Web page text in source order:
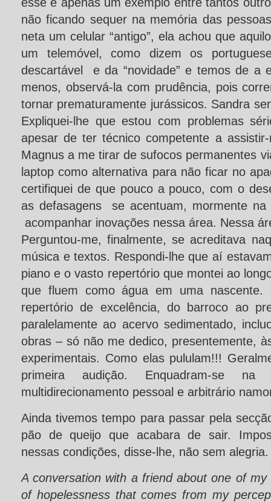
não ficando sequer na memória das
neta um celular “antigo”, ela achou que
um telemóvel, como dizem os
descartável e da “novidade” e temos de a
menos, observá-la com prudência, pois
tornar prematuramente jurássicos. Sandra
Expliquei-lhe que estou com problemas
apesar de ter técnico competente a
Magnus a me tirar de sufocos permanentes
laptop como alternativa para não ficar no
certifiquei de que pouco a pouco, com o
as defasagens se acentuam, mormente
acompanhar inovações nessa área. Nessa
Perguntou-me, finalmente, se acreditava
música e textos. Respondi-lhe que aí
piano e o vasto repertório que montei ao
que fluem como água em uma
repertório de excelência, do barroco ao
paralelamente ao acervo sedimentado,
obras – só não me dedico, presentemente,
experimentais. Como elas pululam!!!
primeira audição. Enquadram-se
multidirecionamento pessoal e arbitrário
Ainda tivemos tempo para passar pela
pão de queijo que acabara de sair.
nessas condições, disse-lhe, não sem alegria.
A conversation with a friend about one of
of hopelessness that comes from my